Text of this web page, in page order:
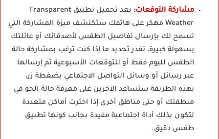
مشاركة التوقعات:
بعد تحميل تطبيق Transparent
Weather مهكر على هاتفك ستكتشف ميزة المشاركة التي
تسمح لك بإرسال تفاصيل الطقس لأصدقائك أو عائلتك
بسهولة كبيرة، تقدر تحديد ما إذا كنت ترغب بمشاركة حالة
الطقس لليوم فقط أو للتوقعات الأسبوعية ثم إرسالها
عبر رسائل أو وسائل التواصل الاجتماعي بضغطة زر،
بهذه الطريقة ستساعد الآخرين على معرفة حالة الجو في
منطقتك أو حتى مناطق أخرى إذا اخترت أماكن متعددة
لتكون بذلك أداة اجتماعية مفيدة بجانب كونها تطبيق
طقس دقيق.